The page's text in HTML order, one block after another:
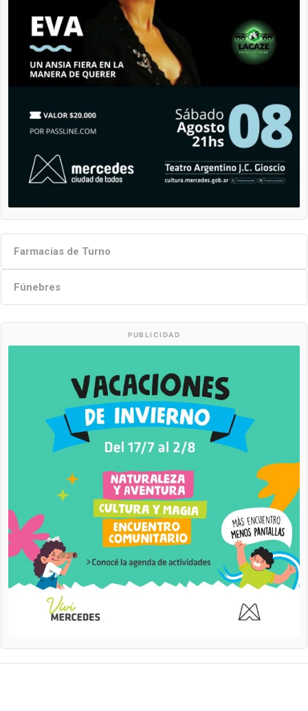
Farmacias de Turno
Fúnebres
PUBLICIDAD